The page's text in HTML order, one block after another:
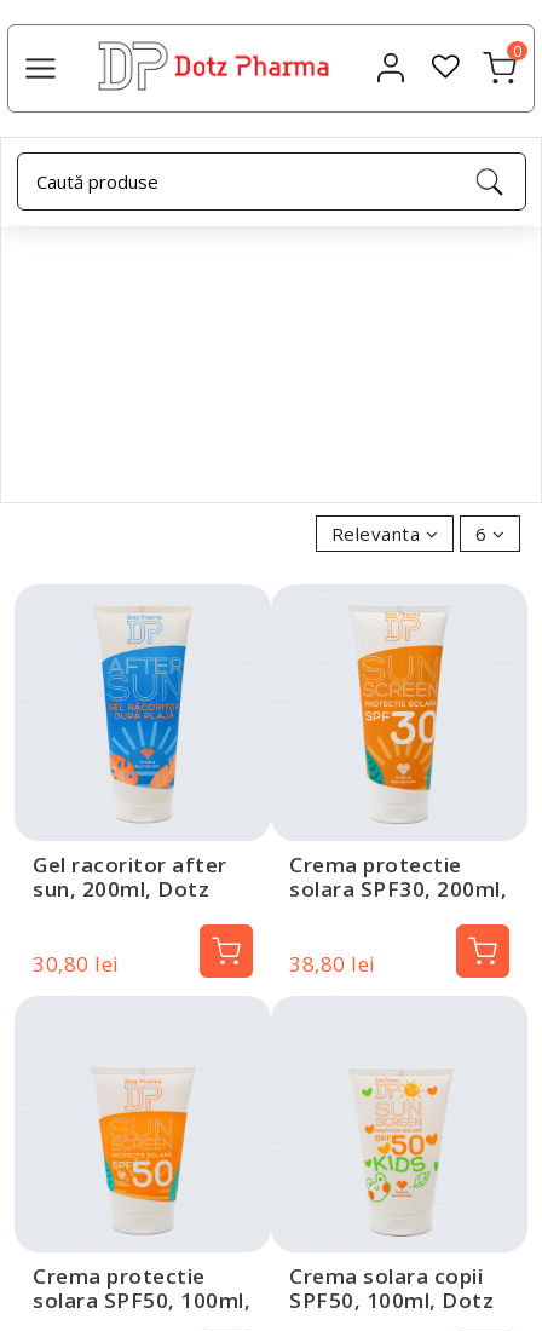
0
Relevanta 6
Gel racoritor after
sun, 200ml, Dotz
30,80 lei
Crema protectie
solara SPF30, 200ml,
38,80 lei
Crema protectie
solara SPF50, 100ml,
Crema solara copii
SPF50, 100ml, Dotz